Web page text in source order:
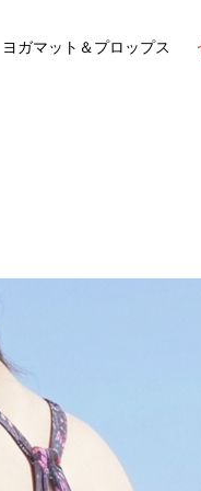
ヨガマット＆プロップス